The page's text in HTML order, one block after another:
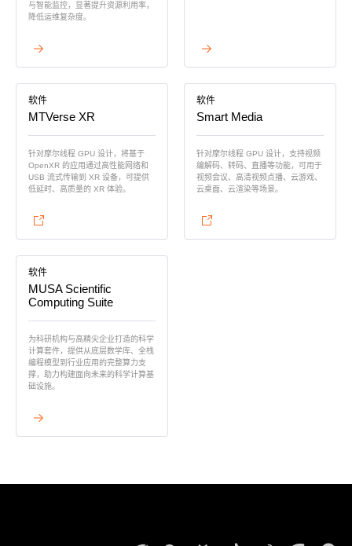
与智能监控，显著提升资源利用率，
降低运维复杂度。
查看详情 查看详情
软件
MTVerse XR
针对摩尔线程 GPU 设计，将基于
OpenXR 的应用通过高性能网络和
USB 流式传输到 XR 设备，可提供
低延时、高质量的 XR 体验。
查看详情
软件
Smart Media
针对摩尔线程 GPU 设计，支持视频
编解码、转码、直播等功能，可用于
视频会议、高清视频点播、云游戏、
云桌面、云渲染等场景。
查看详情
软件
MUSA Scientific
Computing Suite
为科研机构与高精尖企业打造的科学
计算套件，提供从底层数学库、全栈
编程模型到行业应用的完整算力支
撑，助力构建面向未来的科学计算基
础设施。
查看详情